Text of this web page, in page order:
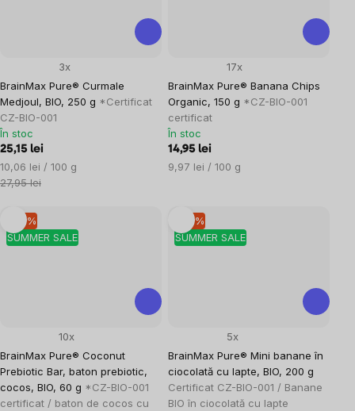
BrainMax Pure® Curmale
Medjoul, BIO, 250 g *Certificat
CZ-BIO-001
3x
În stoc
25,15 lei
Evaluare
preţ:
10,06 lei / 100 g
27,95 lei
BrainMax Pure® Banana Chips
Organic, 150 g *CZ-BIO-001
certificat
17x
În stoc
14,95 lei
Evaluare
9,97 lei / 100 g
SUMMER SALE
–10 %
BrainMax Pure® Coconut
Prebiotic Bar, baton prebiotic,
cocos, BIO, 60 g *CZ-BIO-001
certificat / baton de cocos cu
10x
SUMMER SALE
–10 %
BrainMax Pure® Mini banane în
ciocolată cu lapte, BIO, 200 g
Certificat CZ-BIO-001 / Banane
BIO în ciocolată cu lapte
5x